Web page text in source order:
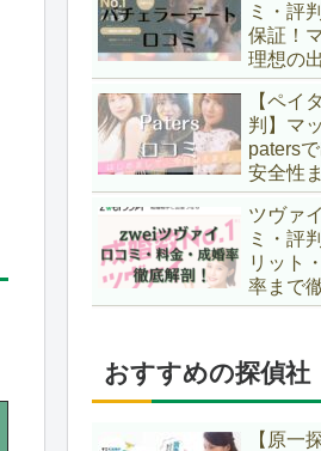
ミ・評
保証！
理想の
みと料
【ペイ
判】マ
paters
安全性
ツヴァ
ミ・評
リット
率まで
おすすめの探偵社
【原一